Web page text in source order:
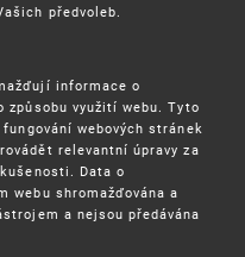
předvoleb.
informace o
způsobu využití webu. Tyto
webových stránek
relevantní úpravy za
Data o
webu shromažďována a
a nejsou předávána